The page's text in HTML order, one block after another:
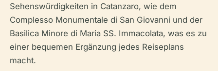
Sehenswürdigkeiten in Catanzaro, wie dem
Complesso Monumentale di San Giovanni und der
Basilica Minore di Maria SS. Immacolata, was es zu
einer bequemen Ergänzung jedes Reiseplans
macht.